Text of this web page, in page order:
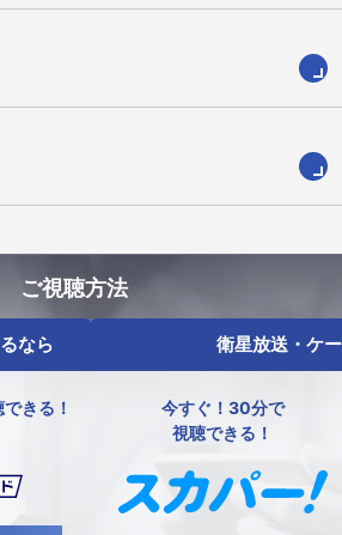
ご視聴方法
なら
きる！
衛星放送・ケ
今すぐ！30分で
視聴できる！